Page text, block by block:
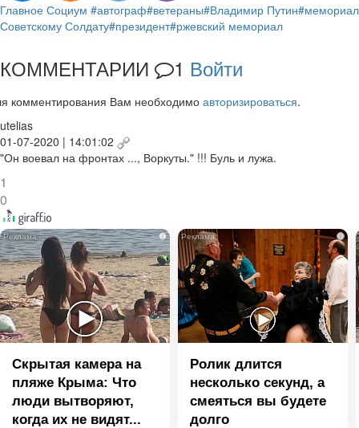
Главное Социум #автограф#ветераны#Владимир Путин#мемориал
Советскому Солдату#президент#ржевский мемориал
КОММЕНТАРИИ 1 Войти
комментирования Вам необходимо авторизироваться.
utelias
01-07-2020 | 14:01:02
"Он воевал на фронтах ..., Воркуты." !!! Буль и лужа.
1
0
i
Скрытая камера на
пляже Крыма: Что
люди вытворяют,
когда их не видят...
i
Ролик длится
несколько секунд, а
смеяться вы будете
долго